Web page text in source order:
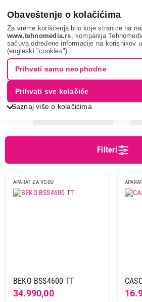
Obaveštenje o kolačićima
Za vreme korišćenja bilo koje stranice na
www.tehnomedia.rs , kompanija
sačuva određene informacije na korisnikov
(engleski "cookies").
Saznaj više o kolačićima
Prihvati samo neophodne
Prihvati sve kolačiće
Mali kuhinjski aparati Aparati za
vodu
Cena od Cena do
2001 w i vise
do 1500 w
DISPENZERI
Filteri
APARAT ZA VODU
BEKO BSS4600 TT
34.990,00